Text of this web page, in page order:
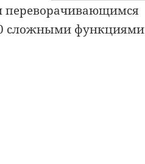
переворачивающимся
сложными функциями